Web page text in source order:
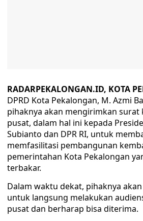
RADARPEKALONGAN.ID, KOTA
DPRD Kota Pekalongan, M. Azmi
pihaknya akan mengirimkan surat
pusat, dalam hal ini kepada
Subianto dan DPR RI, untuk
memfasilitasi pembangunan
pemerintahan Kota Pekalongan
terbakar.
Dalam waktu dekat, pihaknya
untuk langsung melakukan
pusat dan berharap bisa diterima.